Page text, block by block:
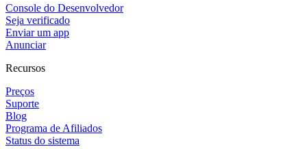
Console do Desenvolvedor
Seja verificado
Enviar um app
Anunciar
Recursos
Preços
Suporte
Blog
Programa de Afiliados
Status do sistema